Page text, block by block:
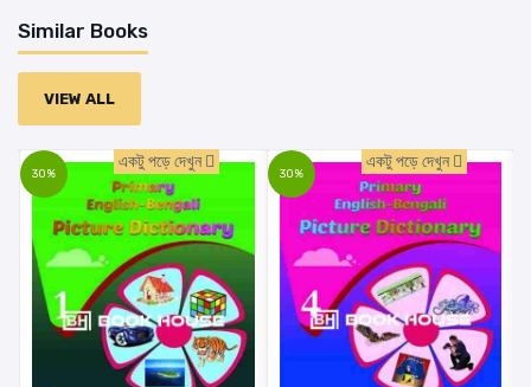
Similar Books
VIEW ALL
30%
একটু পড়ে দেখুন
30%
একটু পড়ে দেখুন